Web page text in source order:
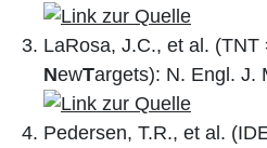
LaRosa, J.C., et al. (TNT
NewTargets): N. Engl. J.
Pedersen, T.R., et al.